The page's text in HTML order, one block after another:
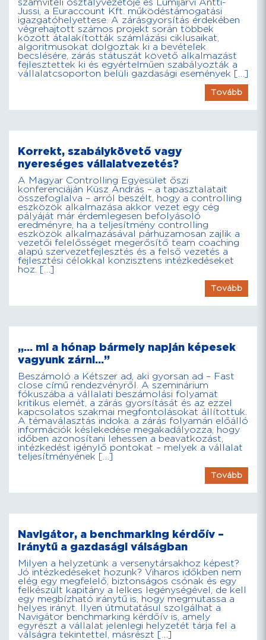
számviteli osztályvezetője és Lumijárvi Antti-
Jussi, a Euraccount Kft. működéstámogatási
igazgatóhelyettese. A zárásgyorsítás érdekében
végrehajtott számos projekt során többek
között átalakították számlázási ciklusaikat,
algoritmusokat dolgoztak ki a bevételek
becslésére, zárás státuszát követő alkalmazást
fejlesztettek ki és egyértelműen szabályozták a
vállalatcsoporton belüli gazdasági események […]
Tovább
Korrekt, szabálykövető vagy
nyereséges vállalatvezetés?
A Magyar Controlling Egyesület őszi
konferenciáján Küsz András – a tapasztalatait
összefoglalva – arról beszélt, hogy a controlling
eszközök alkalmazása akkor vezet egy cég
pályáját már érdemlegesen befolyásoló
eredményre, ha a teljesítmény controlling
eszközök alkalmazásával párhuzamosan zajlik a
vezetői felelősséget megerősítő team coaching
alapú szervezetfejlesztés és a felső vezetés a
fejlesztési célokkal konzisztens intézkedéseket
hoz. […]
Tovább
„… mi a hónap bármely napján képesek
vagyunk zárni…”
Beszámoló a Kétszer ad, aki gyorsan ad – Fast
close című rendezvényről. A szeminárium
fókuszába a vállalati beszámolási folyamat
kritikus elemét, a zárás gyorsítását és az ezzel
kapcsolatos szakmai megfontolásokat állítottuk.
A témaválasztás indoka: a zárás folyamán előálló
információk késlekedése megakadályozza, hogy
időben azonosítani lehessen a beavatkozást,
intézkedést igénylő pontokat – melyek a vállalat
teljesítményének […]
Tovább
Navigátor, a benchmarking kérdőív –
Iránytű a gazdasági válságban
Milyen a helyzetünk a versenytársakhoz képest?
Jó intézkedéseket hozunk? Viharos időkben nem
elég egy megfelelő, biztonságos csónak és egy
felkészült kapitány a lelkes legénységével, de kell
egy megbízható iránytű is, hogy megmutassa a
helyes irányt. Ilyen útmutatásul szolgálhat a
Navigátor benchmarking kérdőív is, amely
egyrészt a vállalat jelenlegi helyzetét tárja fel a
válságra tekintettel, másrészt […]